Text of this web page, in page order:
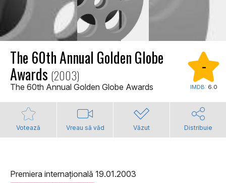
The 60th Annual Golden Globe
Awards (2003)
The 60th Annual Golden Globe Awards
-
IMDB: 6.0
Votează Vreau să văd Văzut Distribuie
Premiera internațională 19.01.2003